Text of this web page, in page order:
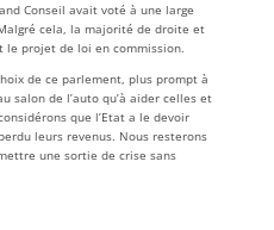
Conseil avait voté à une large
cela, la majorité de droite et
le projet de loi en commission.
de ce parlement, plus prompt à
salon de l’auto qu’à aider celles et
que l’Etat a le devoir
leurs revenus. Nous resterons
une sortie de crise sans